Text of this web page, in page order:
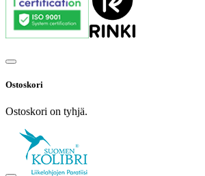
Ostoskori
Ostoskori on tyhjä.